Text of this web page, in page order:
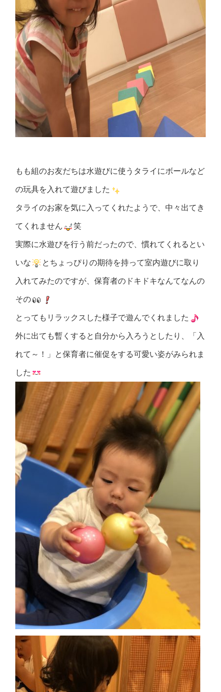
もも組のお友だちは水遊びに使うタライにボールなど
の玩具を入れて遊びました
タライのお家を気に入ってくれたようで、中々出てき
てくれません 笑
実際に水遊びを行う前だったので、慣れてくれるとい
いな とちょっぴりの期待を持って室内遊びに取り
入れてみたのですが、保育者のドキドキなんてなんの
その
とってもリラックスした様子で遊んでくれました
外に出ても暫くすると自分から入ろうとしたり、「入
れて～！」と保育者に催促をする可愛い姿がみられま
した